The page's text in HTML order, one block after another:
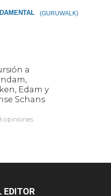
(GURUWALK)
EDITOR